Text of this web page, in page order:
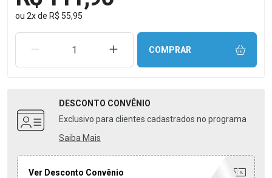
ou 2xde R$ 55,95
REMOVER UMA UNIDADEAUMENTAR UMA UNIDADE
COMPRAR
DESCONTO CONVÊNIO
Exclusivo para clientes cadastrados no programa
Saiba Mais
Ver Desconto Convênio